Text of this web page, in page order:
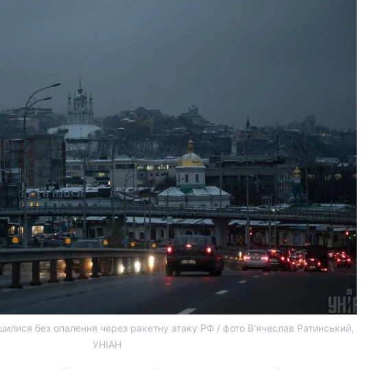
без опалення через ракетну атаку РФ / фото В'ячеслав Ратинський,
УНІАН